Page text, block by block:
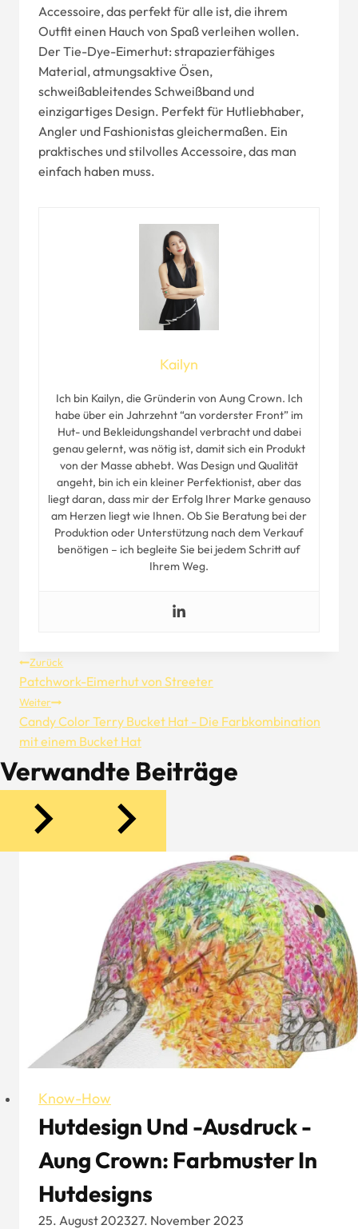
Accessoire, das perfekt für alle ist, die ihrem
Outfit einen Hauch von Spaß verleihen wollen.
Der Tie-Dye-Eimerhut: strapazierfähiges
Material, atmungsaktive Ösen,
schweißableitendes Schweißband und
einzigartiges Design. Perfekt für Hutliebhaber,
Angler und Fashionistas gleichermaßen. Ein
praktisches und stilvolles Accessoire, das man
einfach haben muss.
Kailyn
Ich bin Kailyn, die Gründerin von Aung Crown. Ich
habe über ein Jahrzehnt “an vorderster Front” im
Hut- und Bekleidungshandel verbracht und dabei
genau gelernt, was nötig ist, damit sich ein Produkt
von der Masse abhebt. Was Design und Qualität
angeht, bin ich ein kleiner Perfektionist, aber das
liegt daran, dass mir der Erfolg Ihrer Marke genauso
am Herzen liegt wie Ihnen. Ob Sie Beratung bei der
Produktion oder Unterstützung nach dem Verkauf
benötigen – ich begleite Sie bei jedem Schritt auf
Ihrem Weg.
Beitragsnavigation
Zurück
Patchwork-Eimerhut von Streeter
Weiter
Candy Color Terry Bucket Hat - Die Farbkombination
mit einem Bucket Hat
Verwandte Beiträge
Know-How
Hutdesign Und -ausdruck -
Aung Crown: Farbmuster In
Hutdesigns
25. August 202327. November 2023